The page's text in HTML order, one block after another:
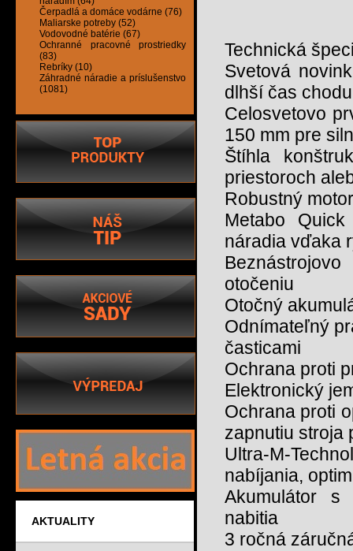
Čerpadlá a domáce vodárne (76)
Maliarske potreby (52)
Vodovodné batérie (67)
Ochranné pracovné prostriedky
(83)
Rebríky (10)
Záhradné náradie a príslušenstvo
(1081)
AKTUALITY
Technická
Svetová
dlhší čas
Celosvetovo
150 mm pre
Štíhla
priestoroch
Robustný
Metabo
náradia vďaka
otočeniu
Otočný
Odnímateľný
časticami
Ochrana proti
Elektronický
Ochrana proti
zapnutiu stroja
Ultra-M-
nabíjania,
Akumulátor s
nabitia
3 ročná